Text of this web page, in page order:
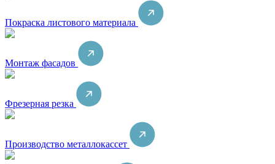
Покраска листового материала
Монтаж фасадов
Фрезерная резка
Производство металлокассет